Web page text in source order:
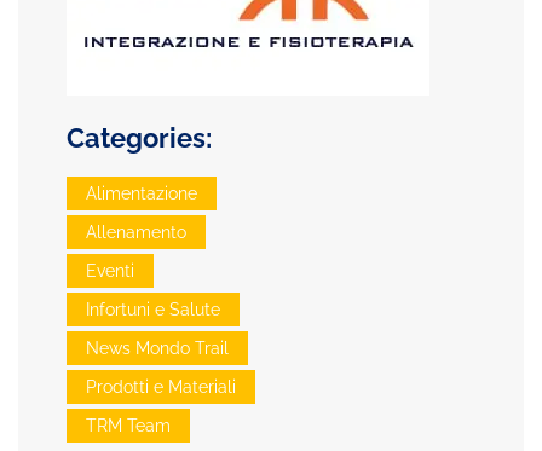
Categories:
Alimentazione
Allenamento
Eventi
Infortuni e Salute
News Mondo Trail
Prodotti e Materiali
TRM Team